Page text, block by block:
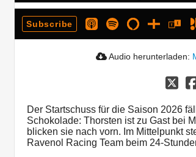
Subscribe
Audio herunterladen:
Der Startschuss für die Saison 2026
Schokolade: Thorsten ist zu Gast bei
blicken sie nach vorn. Im Mittelpunkt
Ravenol Racing Team beim 24-